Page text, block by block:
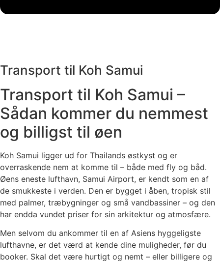
Transport til Koh Samui
Transport til Koh Samui –
Sådan kommer du nemmest
og billigst til øen
Koh Samui ligger ud for Thailands østkyst og er
overraskende nem at komme til – både med fly og båd.
Øens eneste lufthavn, Samui Airport, er kendt som en af
de smukkeste i verden. Den er bygget i åben, tropisk stil
med palmer, træbygninger og små vandbassiner – og den
har endda vundet priser for sin arkitektur og atmosfære.
Men selvom du ankommer til en af Asiens hyggeligste
lufthavne, er det værd at kende dine muligheder, før du
booker. Skal det være hurtigt og nemt – eller billigere og